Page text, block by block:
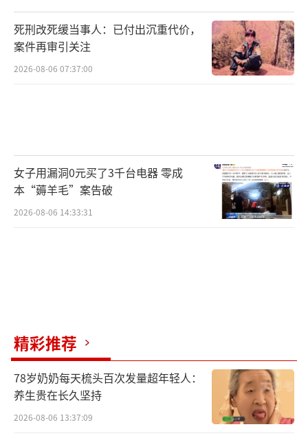
死刑改死缓当事人：已付出沉重代价，
案件再审引关注
2026-08-06 07:37:00
女子用漏洞0元买了3千台电器 零成
本“薅羊毛”案告破
2026-08-06 14:33:31
精彩推荐
78岁奶奶每天梳头百次发量超年轻人：
养生贵在长久坚持
2026-08-06 13:37:09